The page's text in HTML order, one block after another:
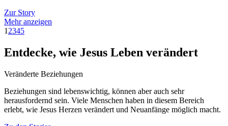
Zur Story
Mehr anzeigen
1 2345
Entdecke, wie Jesus Leben verändert
Veränderte Beziehungen
Beziehungen sind lebenswichtig, können aber auch sehr
herausfordernd sein. Viele Menschen haben in diesem Bereich
erlebt, wie Jesus Herzen verändert und Neuanfänge möglich macht.